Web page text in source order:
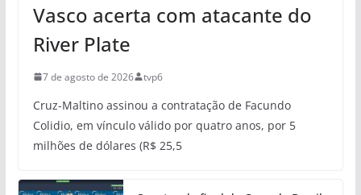
Vasco acerta com atacante do
River Plate
7 de agosto de 2026 tvp6
Cruz-Maltino assinou a contratação de Facundo
Colidio, em vínculo válido por quatro anos, por 5
milhões de dólares (R$ 25,5